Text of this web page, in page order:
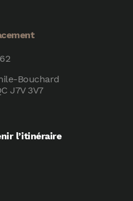
Bouchard
J7V 3V7
l’itinéraire